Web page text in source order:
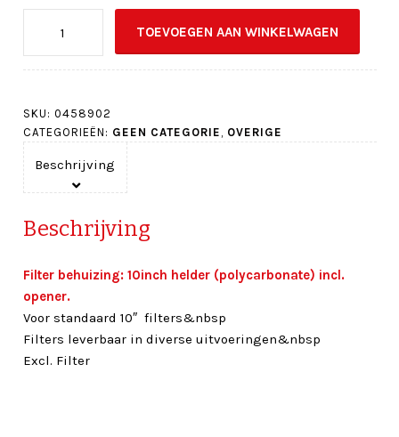
helder
10"
aantal
TOEVOEGEN AAN WINKELWAGEN
SKU: 0458902
CATEGORIEËN: GEEN CATEGORIE OVERIGE
Beschrijving
Beschrijving
Filter behuizing: 10inch helder (polycarbonate) incl.
opener.
Voor standaard 10″ filters&nbsp
Filters leverbaar in diverse uitvoeringen&nbsp
Excl. Filter